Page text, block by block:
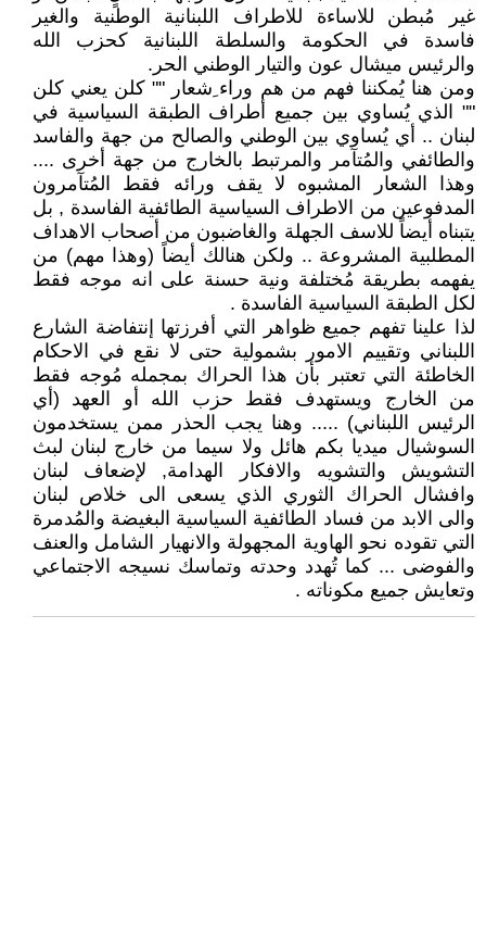
غير مُبطن للاساءة للاطراف اللبنانية الوطنية والغير
فاسدة في الحكومة والسلطة اللبنانية كحزب الله
والرئيس ميشال عون والتيار الوطني الحر.
ومن هنا يُمكننا فهم من هم وراء ِشعار "" كلن يعني كلن
"" الذي يُساوي بين جميع أطراف الطبقة السياسية في
لبنان .. أي يُساوي بين الوطني والصالح من جهة والفاسد
والطائفي والمُتآمر والمرتبط بالخارج من جهة أخرى ....
وهذا الشعار المشبوه لا يقف ورائه فقط المُتآمرون
المدفوعين من الاطراف السياسية الطائفية الفاسدة , بل
يتبناه أيضاً للاسف الجهلة والغاضبون من أصحاب الاهداف
المطلبية المشروعة .. ولكن هنالك أيضاً (وهذا مهم) من
يفهمه بطريقة مُختلفة ونية حسنة على انه موجه فقط
لكل الطبقة السياسية الفاسدة .
لذا علينا تفهم جميع ظواهر التي أفرزتها إنتفاضة الشارع
اللبناني وتقييم الامور بشمولية حتى لا نقع في الاحكام
الخاطئة التي تعتبر بأن هذا الحراك بمجمله مُوجه فقط
من الخارج ويستهدف فقط حزب الله أو العهد (أي
الرئيس اللبناني) ..... وهنا يجب الحذر ممن يستخدمون
السوشيال ميديا بكم هائل ولا سيما من خارج لبنان لبث
التشويش والتشويه والافكار الهدامة, لإضعاف لبنان
وافشال الحراك الثوري الذي يسعى الى خلاص لبنان
والى الابد من فساد الطائفية السياسية البغيضة والمُدمرة
التي تقوده نحو الهاوية المجهولة والانهيار الشامل والعنف
والفوضى ... كما تُهدد وحدته وتماسك نسيجه الاجتماعي
وتعايش جميع مكوناته .